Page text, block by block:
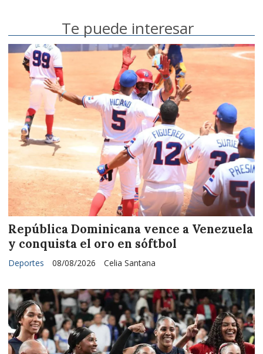
Te puede interesar
República Dominicana vence a Venezuela
y conquista el oro en sóftbol
Celia Santana
Deportes 08/08/2026